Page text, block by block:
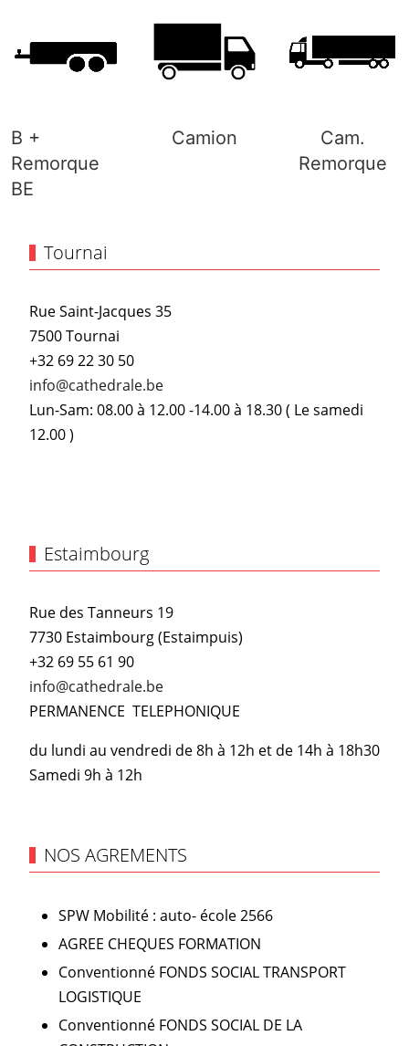
B +
Remorque
BE
Camion
Cam.
Remorque
Tournai
Rue Saint-Jacques 35
7500 Tournai
+32 69 22 30 50
info@cathedrale.be
Lun-Sam: 08.00 à 12.00 -14.00 à 18.30 ( Le samedi
12.00 )
Estaimbourg
Rue des Tanneurs 19
7730 Estaimbourg (Estaimpuis)
+32 69 55 61 90
info@cathedrale.be
PERMANENCE TELEPHONIQUE
du lundi au vendredi de 8h à 12h et de 14h à 18h30
Samedi 9h à 12h
NOS AGREMENTS
SPW Mobilité : auto- école 2566
AGREE CHEQUES FORMATION
Conventionné FONDS SOCIAL TRANSPORT
LOGISTIQUE
Conventionné FONDS SOCIAL DE LA